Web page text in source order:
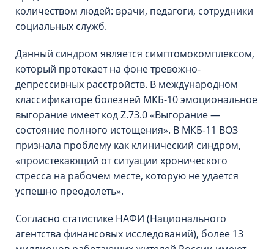
количеством людей: врачи, педагоги, сотрудники
социальных служб.
Данный синдром является симптомокомплексом,
который протекает на фоне тревожно-
депрессивных расстройств. В международном
классификаторе болезней МКБ-10 эмоциональное
выгорание имеет код Z.73.0 «Выгорание —
состояние полного истощения». В МКБ-11 ВОЗ
признала проблему как клинический синдром,
«проистекающий от ситуации хронического
стресса на рабочем месте, которую не удается
успешно преодолеть».
Согласно статистике НАФИ (Национального
агентства финансовых исследований), более 13